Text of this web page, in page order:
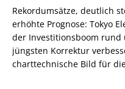
Rekordumsätze, deutlich
erhöhte Prognose: Tokyo
der Investitionsboom rund
jüngsten Korrektur
charttechnische Bild für